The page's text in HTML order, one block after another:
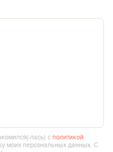
сполитикой
моих персональных данных. С